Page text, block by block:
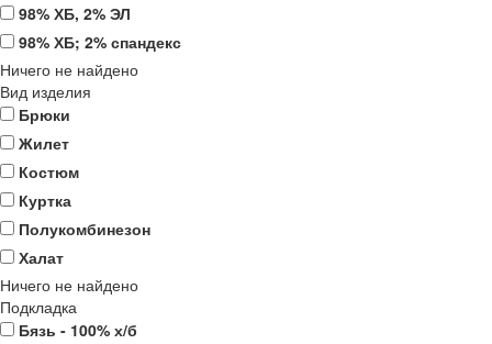
98% ХБ, 2% ЭЛ
98% ХБ; 2% спандекс
Ничего не найдено
Вид изделия
Брюки
Жилет
Костюм
Куртка
Полукомбинезон
Халат
Ничего не найдено
Подкладка
Бязь - 100% х/б